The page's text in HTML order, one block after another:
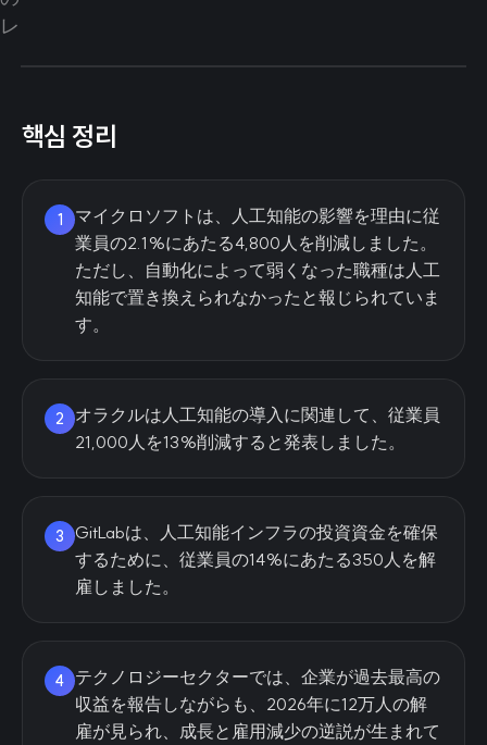
핵심 정리
1
マイクロソフトは、人工知能の影響を理由に従
業員の2.1%にあたる4,800人を削減しました。
ただし、自動化によって弱くなった職種は人工
知能で置き換えられなかったと報じられていま
す。
2
オラクルは人工知能の導入に関連して、従業員
21,000人を13%削減すると発表しました。
3
GitLabは、人工知能インフラの投資資金を確保
するために、従業員の14%にあたる350人を解
雇しました。
4
テクノロジーセクターでは、企業が過去最高の
収益を報告しながらも、2026年に12万人の解
雇が見られ、成長と雇用減少の逆説が生まれて